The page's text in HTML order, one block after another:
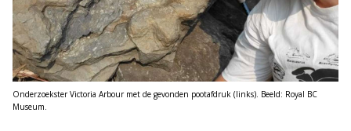
Onderzoekster Victoria Arbour met de gevonden pootafdruk (links). Beeld: Royal BC
Museum.